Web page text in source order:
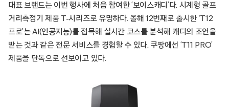
대표 브랜드는 이번 행사에 처음 참여한 ‘보이스캐디’다. 시계형 골프
거리측정기 제품 T-시리즈로 유명하다. 올해 12번째로 출시한 ‘T12
프로’는 AI(인공지능)를 접목해 실시간 코스를 분석해 캐디의 조언을
받는 것과 같은 전문 서비스를 경험할 수 있다. 쿠팡에선 ‘T11 PRO’
제품을 단독으로 선보이고 있다.